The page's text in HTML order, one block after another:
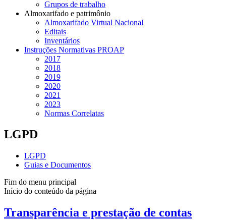
Grupos de trabalho
Almoxarifado e patrimônio
Almoxarifado Virtual Nacional
Editais
Inventários
Instruções Normativas PROAP
2017
2018
2019
2020
2021
2023
Normas Correlatas
LGPD
LGPD
Guias e Documentos
Fim do menu principal
Início do conteúdo da página
Transparência e prestação de contas